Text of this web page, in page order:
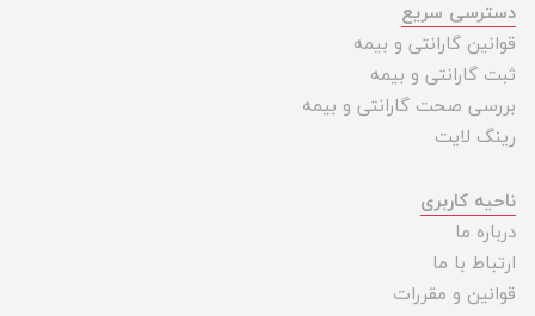
دسترسی سریع
قوانین گارانتی و بیمه
ثبت گارانتی و بیمه
بررسی صحت گارانتی و بیمه
رینگ لایت
ناحیه کاربری
درباره ما
ارتباط با ما
قوانین و مقررات